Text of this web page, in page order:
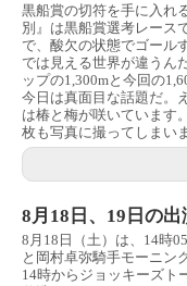
黒船賞の切符を手に入れ
別』は黒船賞選考レース
で、酸欠の状態でゴール
では見える世界が違うん
ップの1,300mと今回の
今日は真面目な話題だ。
は椿と梅が咲いています
枚も写真に撮ってしまい
8月18日、19日の出
8月18日（土）は、14時
と岡村卓弥騎手モーニン
14時からジョッキーズト